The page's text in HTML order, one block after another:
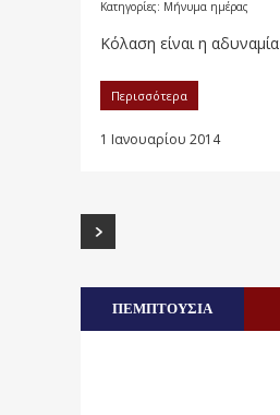
Κατηγορίες: Μήνυμα ημέρας
Κόλαση είναι η αδυναμία
Περισσότερα
1 Ιανουαρίου 2014
ΠΕΜΠΤΟΥΣΙΑ